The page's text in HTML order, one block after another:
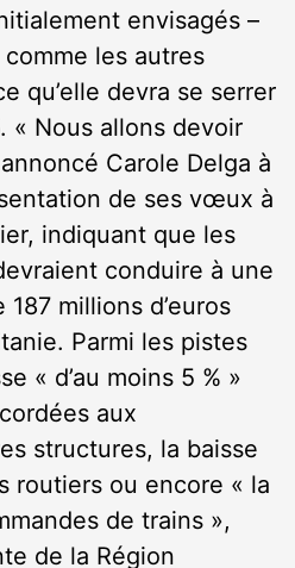
envisagés –
les autres
qu’elle devra se serrer
« Nous allons devoir
Carole Delga à
de ses vœux à
indiquant que les
conduire à une
millions d’euros
Parmi les pistes
« d’au moins 5 % »
aux
structures, la baisse
routiers ou encore « la
de trains »,
de la Région